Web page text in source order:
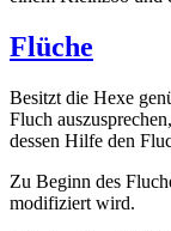
Flüche
Besitzt die Hexe
Fluch
dessen Hilfe den
Zu Beginn des
modifiziert wird.